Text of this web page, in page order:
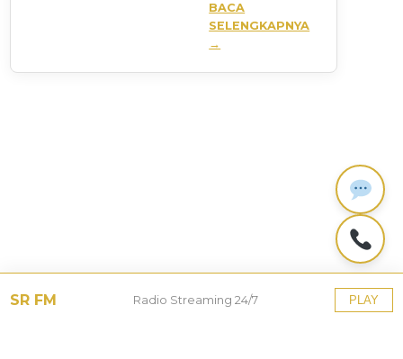
BACA
SELENGKAPNYA
→
SR FM Radio Streaming 24/7 PLAY